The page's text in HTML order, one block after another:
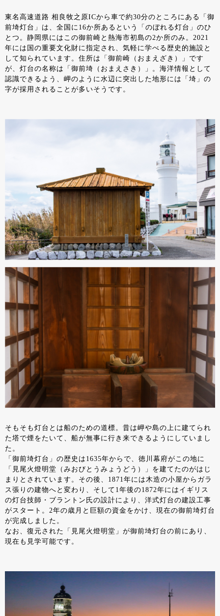
東名高速道路 相良牧之原ICから車で約30分のところにある「御
前埼灯台」は、全国に16か所あるという「のぼれる灯台」のひ
とつ。静岡県にはこの御前崎と熱海市初島の2か所のみ。2021
年には国の重要文化財に指定され、気軽に学べる歴史的施設と
して知られています。住所は「御前崎（おまえざき）」です
が、灯台の名称は「御前埼（おまえさき）」。海洋情報として
認識できるよう、岬のように水辺に突出した地形には「埼」の
字が採用されることが多いそうです。
そもそも灯台とは船のための道標。昔は岬や島の上に建てられ
た塔で煙をたいて、船が無事に行き来できるようにしていまし
た。
「御前埼灯台」の歴史は1635年からで、徳川幕府がこの地に
「見尾火燈明堂（みおびとうみょうどう）」を建てたのがはじ
まりとされています。その後、1871年には木造の小屋からガラ
ス張りの建物へと変わり、そして1年後の1872年にはイギリス
の灯台技師・ブラントン氏の設計により、洋式灯台の建設工事
がスタート。2年の歳月と巨額の資金をかけ、現在の御前埼灯台
が完成しました。
なお、復元された「見尾火燈明堂」が御前埼灯台の前にあり、
現在も見学可能です。